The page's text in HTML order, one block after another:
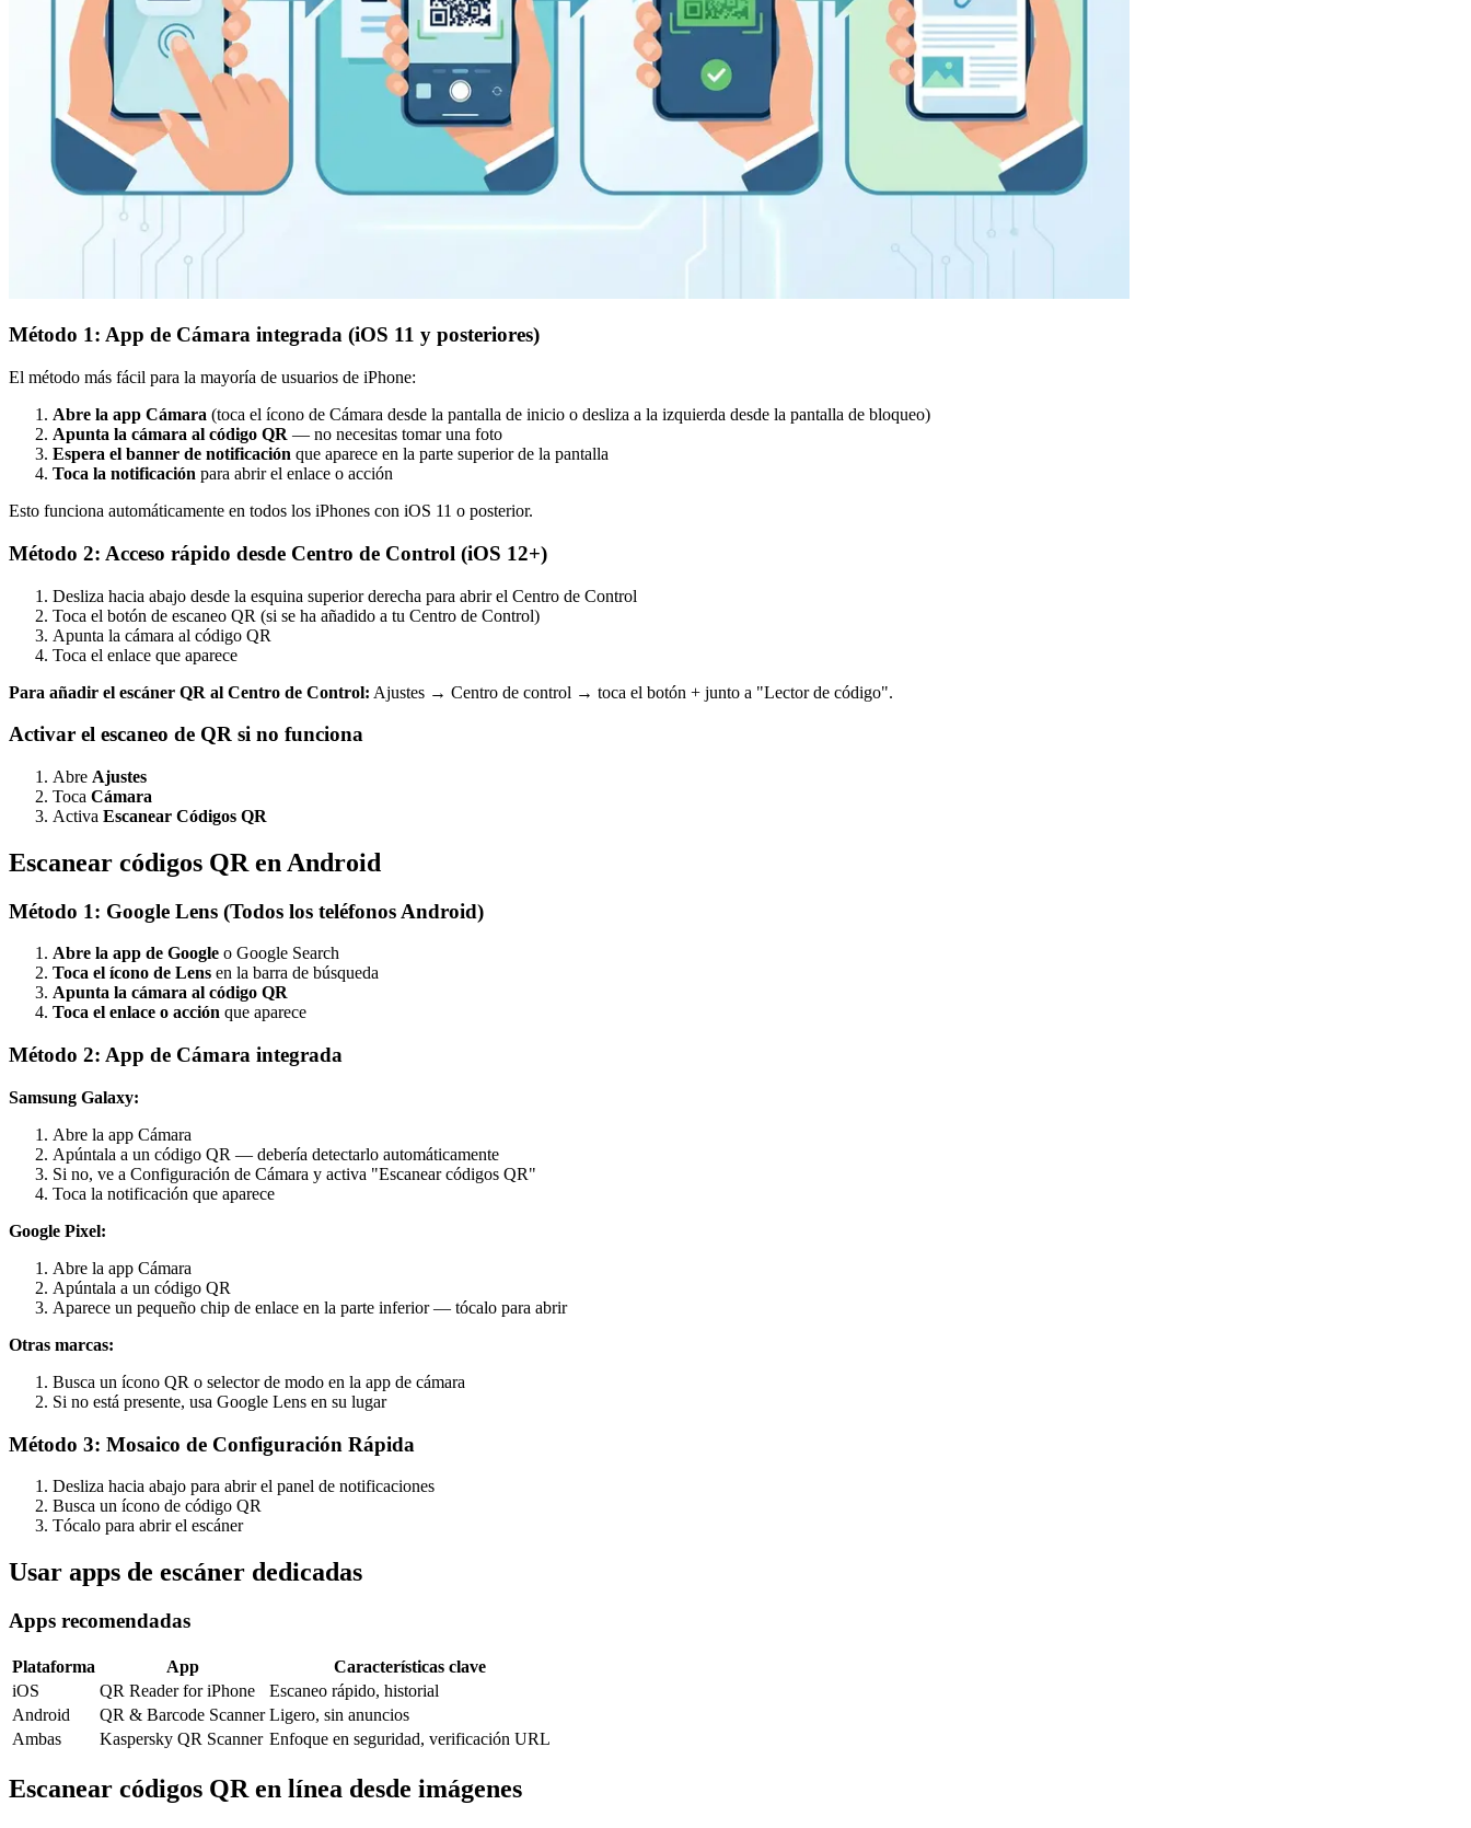
Método 1: App de Cámara integrada (iOS 11 y posteriores)
El método más fácil para la mayoría de usuarios de iPhone:
Abre la app Cámara (toca el ícono de Cámara desde la pantalla de inicio o desliza a la izquierda desde la pantalla de bloqueo)
Apunta la cámara al código QR — no necesitas tomar una foto
Espera el banner de notificación que aparece en la parte superior de la pantalla
Toca la notificación para abrir el enlace o acción
Esto funciona automáticamente en todos los iPhones con iOS 11 o posterior.
Método 2: Acceso rápido desde Centro de Control (iOS 12+)
Desliza hacia abajo desde la esquina superior derecha para abrir el Centro de Control
Toca el botón de escaneo QR (si se ha añadido a tu Centro de Control)
Apunta la cámara al código QR
Toca el enlace que aparece
Para añadir el escáner QR al Centro de Control: Ajustes → Centro de control → toca el botón + junto a "Lector de código".
Activar el escaneo de QR si no funciona
Abre Ajustes
Toca Cámara
Activa Escanear Códigos QR
Escanear códigos QR en Android
Método 1: Google Lens (Todos los teléfonos Android)
Abre la app de Google o Google Search
Toca el ícono de Lens en la barra de búsqueda
Apunta la cámara al código QR
Toca el enlace o acción que aparece
Método 2: App de Cámara integrada
Samsung Galaxy:
Abre la app Cámara
Apúntala a un código QR — debería detectarlo automáticamente
Si no, ve a Configuración de Cámara y activa "Escanear códigos QR"
Toca la notificación que aparece
Google Pixel:
Abre la app Cámara
Apúntala a un código QR
Aparece un pequeño chip de enlace en la parte inferior — tócalo para abrir
Otras marcas:
Busca un ícono QR o selector de modo en la app de cámara
Si no está presente, usa Google Lens en su lugar
Método 3: Mosaico de Configuración Rápida
Desliza hacia abajo para abrir el panel de notificaciones
Busca un ícono de código QR
Tócalo para abrir el escáner
Usar apps de escáner dedicadas
Apps recomendadas
Plataforma App
Características clave
iOS
QR Reader for iPhone
Escaneo rápido, historial
Android
QR & Barcode Scanner Ligero, sin anuncios
Ambas
Kaspersky QR Scanner Enfoque en seguridad, verificación URL
Escanear códigos QR en línea desde imágenes